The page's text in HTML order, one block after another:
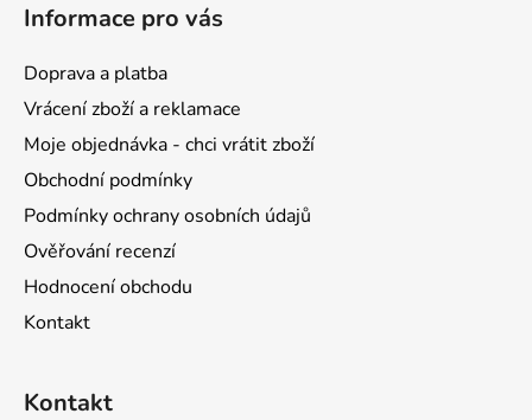
Informace pro vás
Doprava a platba
Vrácení zboží a reklamace
Moje objednávka - chci vrátit zboží
Obchodní podmínky
Podmínky ochrany osobních údajů
Ověřování recenzí
Hodnocení obchodu
Kontakt
Kontakt